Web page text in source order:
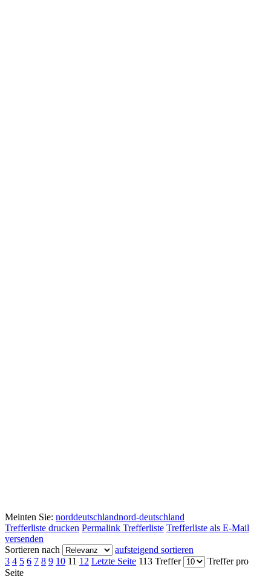
Meinten Sie: norddeutschlandnord-deutschland
Trefferliste drucken Permalink Trefferliste Trefferliste als E-Mail
versenden
Sortieren nach
aufsteigend sortieren
3 4 5 6 7 8 9 10 11 12 Letzte Seite 113 Treffer
Treffer pro
Seite